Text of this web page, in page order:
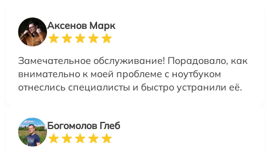
Аксенов Марк
Замечательное обслуживание! Порадовало, как
внимательно к моей проблеме с ноутбуком
отнеслись специалисты и быстро устранили её.
Богомолов Глеб